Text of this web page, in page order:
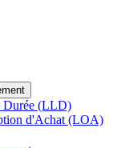
Durée (LLD)
d'Achat (LOA)